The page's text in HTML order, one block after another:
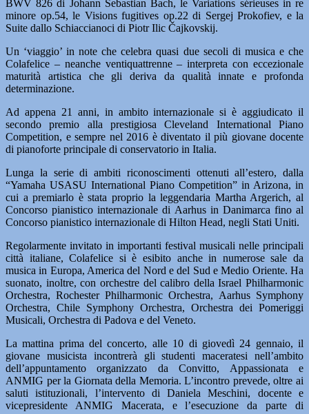
BWV 826 di Johann Sebastian Bach, le Variations sérieuses in re
minore op.54, le Visions fugitives op.22 di Sergej Prokofiev, e la
Suite dallo Schiaccianoci di Piotr Ilic Čajkovskij.
Un ‘viaggio’ in note che celebra quasi due secoli di musica e che
Colafelice – neanche ventiquattrenne – interpreta con eccezionale
maturità artistica che gli deriva da qualità innate e profonda
determinazione.
Ad appena 21 anni, in ambito internazionale si è aggiudicato il
secondo premio alla prestigiosa Cleveland International Piano
Competition, e sempre nel 2016 è diventato il più giovane docente
di pianoforte principale di conservatorio in Italia.
Lunga la serie di ambiti riconoscimenti ottenuti all’estero, dalla
“Yamaha USASU International Piano Competition” in Arizona, in
cui a premiarlo è stata proprio la leggendaria Martha Argerich, al
Concorso pianistico internazionale di Aarhus in Danimarca fino al
Concorso pianistico internazionale di Hilton Head, negli Stati Uniti.
Regolarmente invitato in importanti festival musicali nelle principali
città italiane, Colafelice si è esibito anche in numerose sale da
musica in Europa, America del Nord e del Sud e Medio Oriente. Ha
suonato, inoltre, con orchestre del calibro della Israel Philharmonic
Orchestra, Rochester Philharmonic Orchestra, Aarhus Symphony
Orchestra, Chile Symphony Orchestra, Orchestra dei Pomeriggi
Musicali, Orchestra di Padova e del Veneto.
La mattina prima del concerto, alle 10 di giovedì 24 gennaio, il
giovane musicista incontrerà gli studenti maceratesi nell’ambito
dell’appuntamento organizzato da Convitto, Appassionata e
ANMIG per la Giornata della Memoria. L’incontro prevede, oltre ai
saluti istituzionali, l’intervento di Daniela Meschini, docente e
vicepresidente ANMIG Macerata, e l’esecuzione da parte di